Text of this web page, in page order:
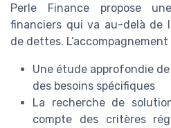
Perle Finance propose
financiers qui va au-delà de
de dettes.
Une étude approfondie
des besoins spécifiques
La recherche de
compte des critères